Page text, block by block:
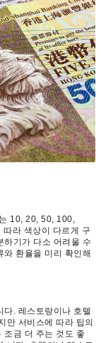
10, 20, 50, 100,
라 색상이 다르게 구
하기가 다소 어려울 수
와 환율을 미리 확인해
다. 레스토랑이나 호텔
만 서비스에 따라 팁의
조금 더 주는 것도 좋